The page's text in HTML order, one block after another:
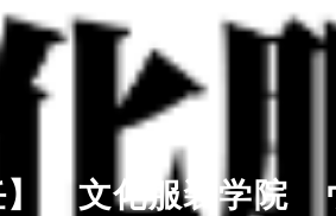
】 文化服装学院